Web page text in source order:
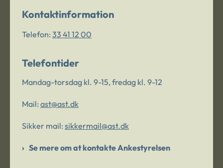
Kontaktinformation
Telefon: 33 41 12 00
Telefontider
Mandag-torsdag kl. 9-15, fredag kl. 9-12
Mail: ast@ast.dk
Sikker mail: sikkermail@ast.dk
Se mere om at kontakte Ankestyrelsen